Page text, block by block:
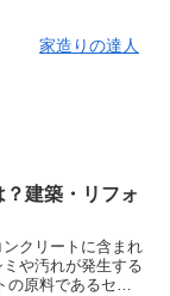
家造りの達人
建築・リフォ
クリートに含まれ
や汚れが発生する
の原料であるセメ